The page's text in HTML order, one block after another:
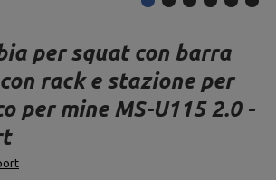
per squat con barra
rack e stazione per
per mine MS-U115 2.0 -